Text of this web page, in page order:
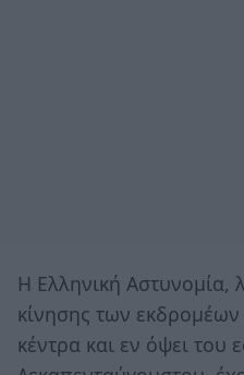
Η Ελληνική Αστυνομία,
κίνησης των
κέντρα και εν όψει του